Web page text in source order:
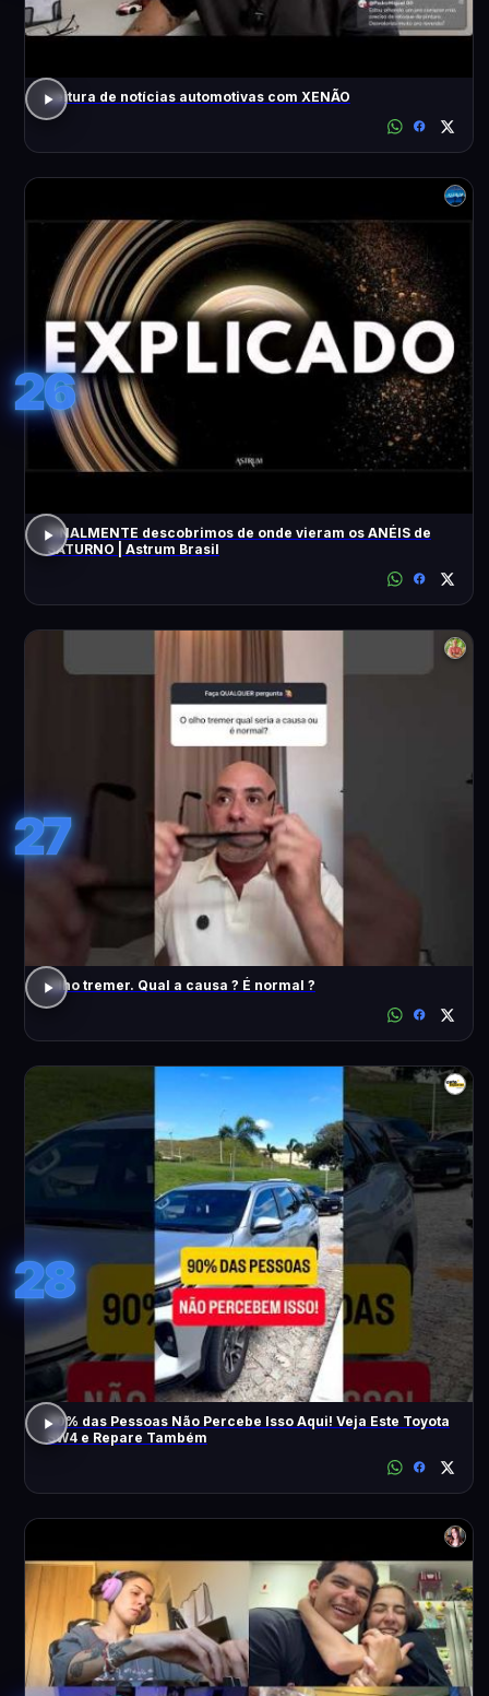
Leitura de notícias automotivas com XENÃO
26
FINALMENTE descobrimos de onde vieram os ANÉIS de
SATURNO | Astrum Brasil
27
Olho tremer. Qual a causa ? É normal ?
28
90% das Pessoas Não Percebe Isso Aqui! Veja Este Toyota
SW4 e Repare Também